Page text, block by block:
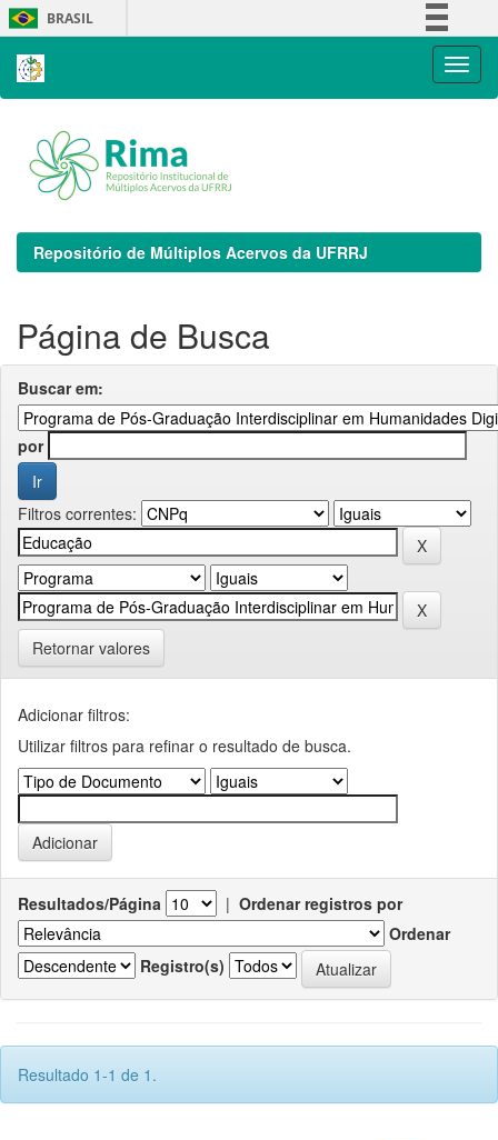
Skip
navigation
BRASIL
Repositório de Múltiplos Acervos da UFRRJ
Página de Busca
Buscar em:
por
Filtros correntes:
Retornar valores
Adicionar filtros:
Utilizar filtros para refinar o resultado de busca.
Resultados/Página | Ordenar registros por
Ordenar
Registro(s)
Resultado 1-1 de 1.